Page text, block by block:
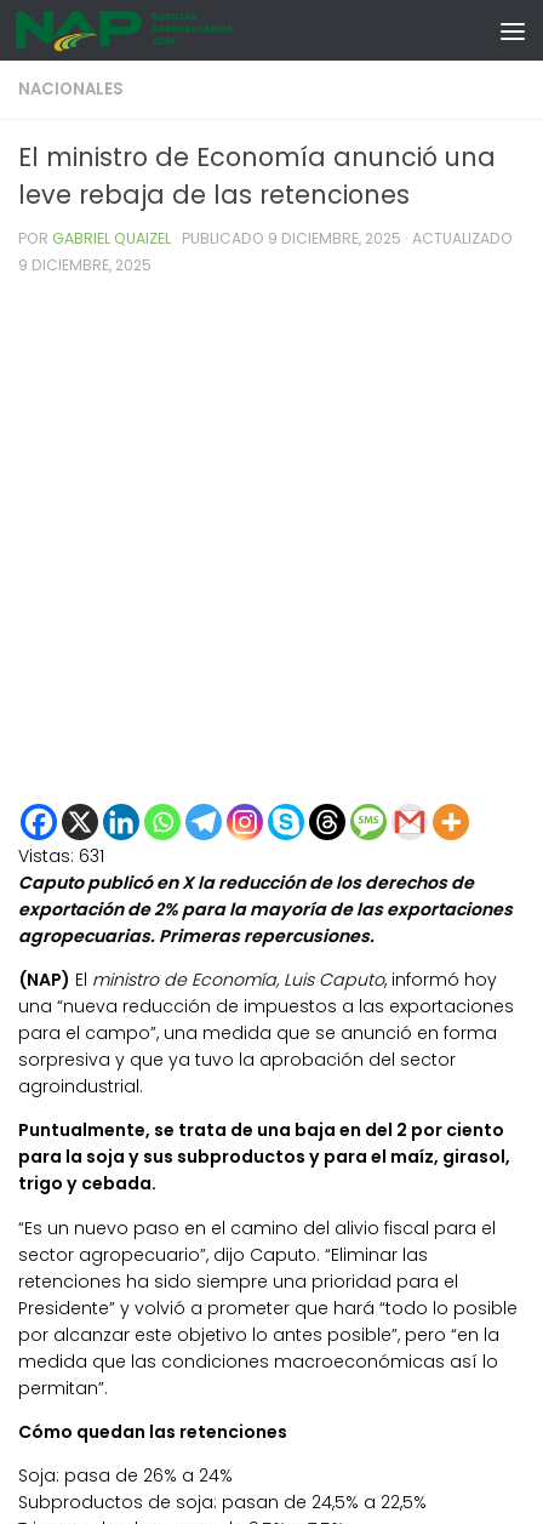
Skip to content
NACIONALES
El ministro de Economía anunció una
leve rebaja de las retenciones
POR GABRIEL QUAIZEL · PUBLICADO 9 DICIEMBRE, 2025 · ACTUALIZADO
9 DICIEMBRE, 2025
Vistas: 631
Caputo publicó en X la reducción de los derechos de
exportación de 2% para la mayoría de las exportaciones
agropecuarias. Primeras repercusiones.
(NAP) El ministro de Economía, Luis Caputo, informó hoy
una “nueva reducción de impuestos a las exportaciones
para el campo”, una medida que se anunció en forma
sorpresiva y que ya tuvo la aprobación del sector
agroindustrial.
Puntualmente, se trata de una baja en del 2 por ciento
para la soja y sus subproductos y para el maíz, girasol,
trigo y cebada.
“Es un nuevo paso en el camino del alivio fiscal para el
sector agropecuario”, dijo Caputo. “Eliminar las
retenciones ha sido siempre una prioridad para el
Presidente” y volvió a prometer que hará “todo lo posible
por alcanzar este objetivo lo antes posible”, pero “en la
medida que las condiciones macroeconómicas así lo
permitan”.
Cómo quedan las retenciones
Soja: pasa de 26% a 24%
Subproductos de soja: pasan de 24,5% a 22,5%